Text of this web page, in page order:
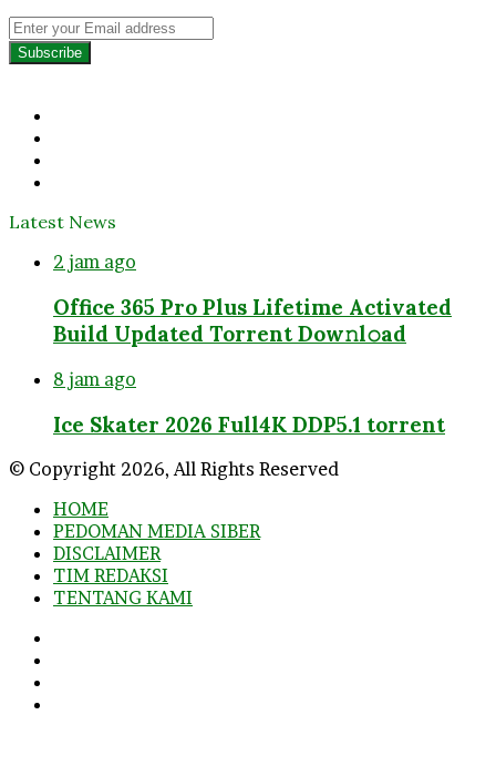
Enter
your
Email
Latest News
2 jam ago
Office 365 Pro Plus Lifetime Activated
Build Updated Torrent Dow𝚗l𝚘аd
8 jam ago
Ice Skater 2026 Full4K DDP5.1 torrent
© Copyright 2026, All Rights Reserved
HOME
PEDOMAN MEDIA SIBER
DISCLAIMER
TIM REDAKSI
TENTANG KAMI